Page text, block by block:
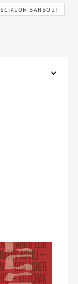
SCIALOM BAHBOUT